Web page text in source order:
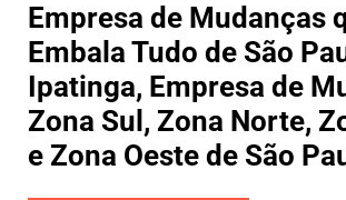
Empresa de Mudanças
Embala Tudo de São
Ipatinga, Empresa de
Zona Sul, Zona Norte,
e Zona Oeste de São